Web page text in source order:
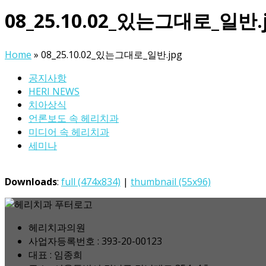
08_25.10.02_있는그대로_일
Home » 08_25.10.02_있는그대로_일반.jpg
공지사항
HERI NEWS
치아상식
언론보도 속 헤리치과
미디어 속 헤리치과
세미나
Downloads: full (474x834) | thumbnail (55x96)
헤리치과의원
사업자등록번호 : 393-20-00123
대표 : 임종희